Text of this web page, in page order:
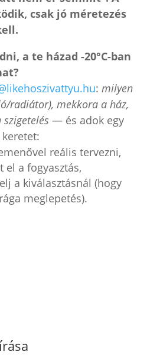
csak jó méretezés
a te házad -20°C-ban
: milyen
radiátor), mekkora a ház,
— és adok egy
reális tervezni,
el a fogyasztás,
a kiválasztásnál (hogy
meglepetés).